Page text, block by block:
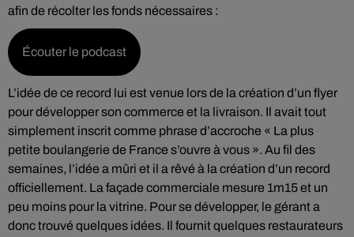
afin de récolter les fonds nécessaires :
Écouter le podcast
L’idée de ce record lui est venue lors de la création d’un flyer
pour développer son commerce et la livraison. Il avait tout
simplement inscrit comme phrase d’accroche « La plus
petite boulangerie de France s’ouvre à vous ». Au fil des
semaines, l’idée a mûri et il a rêvé à la création d’un record
officiellement. La façade commerciale mesure 1m15 et un
peu moins pour la vitrine. Pour se développer, le gérant a
donc trouvé quelques idées. Il fournit quelques restaurateurs